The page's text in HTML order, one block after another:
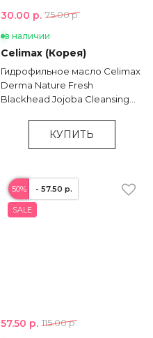
30.00 р. 75.00 р.
в наличии
Celimax (Корея)
Гидрофильное масло Celimax
Derma Nature Fresh
Blackhead Jojoba Cleansing
КУПИТЬ
SALE
50% - 57.50 р.
57.50 р. 115.00 р.